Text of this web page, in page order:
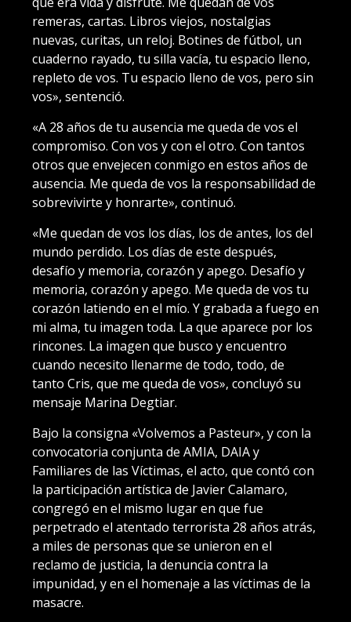
remeras, cartas. Libros viejos, nostalgias
nuevas, curitas, un reloj. Botines de fútbol, un
cuaderno rayado, tu silla vacía, tu espacio lleno,
repleto de vos. Tu espacio lleno de vos, pero sin
vos», sentenció.
«A 28 años de tu ausencia me queda de vos el
compromiso. Con vos y con el otro. Con tantos
otros que envejecen conmigo en estos años de
ausencia. Me queda de vos la responsabilidad de
sobrevivirte y honrarte», continuó.
«Me quedan de vos los días, los de antes, los del
mundo perdido. Los días de este después,
desafío y memoria, corazón y apego. Desafío y
memoria, corazón y apego. Me queda de vos tu
corazón latiendo en el mío. Y grabada a fuego en
mi alma, tu imagen toda. La que aparece por los
rincones. La imagen que busco y encuentro
cuando necesito llenarme de todo, todo, de
tanto Cris, que me queda de vos», concluyó su
mensaje Marina Degtiar.
Bajo la consigna «Volvemos a Pasteur», y con la
convocatoria conjunta de AMIA, DAIA y
Familiares de las Víctimas, el acto, que contó con
la participación artística de Javier Calamaro,
congregó en el mismo lugar en que fue
perpetrado el atentado terrorista 28 años atrás,
a miles de personas que se unieron en el
reclamo de justicia, la denuncia contra la
impunidad, y en el homenaje a las víctimas de la
masacre.